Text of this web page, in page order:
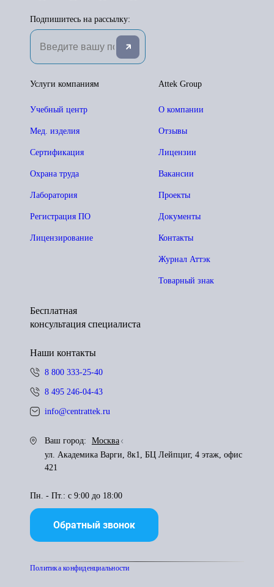
Подпишитесь на рассылку:
Attek Group
О компании
Отзывы
Лицензии
Вакансии
Проекты
Документы
Контакты
Журнал Аттэк
Товарный знак
Услуги компаниям
Учебный центр
Мед. изделия
Сертификация
Охрана труда
Лаборатория
Регистрация ПО
Лицензирование
Бесплатная
консультация специалиста
Наши контакты
8 800 333-25-40
8 495 246-04-43
info@centrattek.ru
Ваш город:
Москва
ул. Академика Варги, 8к1, БЦ Лейпциг, 4 этаж, офис
421
Пн. - Пт.: с 9:00 до 18:00
Обратный звонок
Политика конфиденциальности